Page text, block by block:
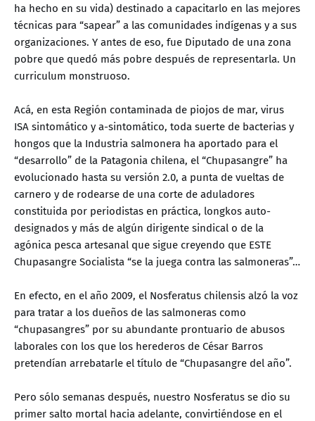
ha hecho en su vida) destinado a capacitarlo en las mejores
técnicas para “sapear” a las comunidades indígenas y a sus
organizaciones. Y antes de eso, fue Diputado de una zona
pobre que quedó más pobre después de representarla. Un
curriculum monstruoso.
Acá, en esta Región contaminada de piojos de mar, virus
ISA sintomático y a-sintomático, toda suerte de bacterias y
hongos que la Industria salmonera ha aportado para el
“desarrollo” de la Patagonia chilena, el “Chupasangre” ha
evolucionado hasta su versión 2.0, a punta de vueltas de
carnero y de rodearse de una corte de aduladores
constituida por periodistas en práctica, longkos auto-
designados y más de algún dirigente sindical o de la
agónica pesca artesanal que sigue creyendo que ESTE
Chupasangre Socialista “se la juega contra las salmoneras”…
En efecto, en el año 2009, el Nosferatus chilensis alzó la voz
para tratar a los dueños de las salmoneras como
“chupasangres” por su abundante prontuario de abusos
laborales con los que los herederos de César Barros
pretendían arrebatarle el título de “Chupasangre del año”.
Pero sólo semanas después, nuestro Nosferatus se dio su
primer salto mortal hacia adelante, convirtiéndose en el